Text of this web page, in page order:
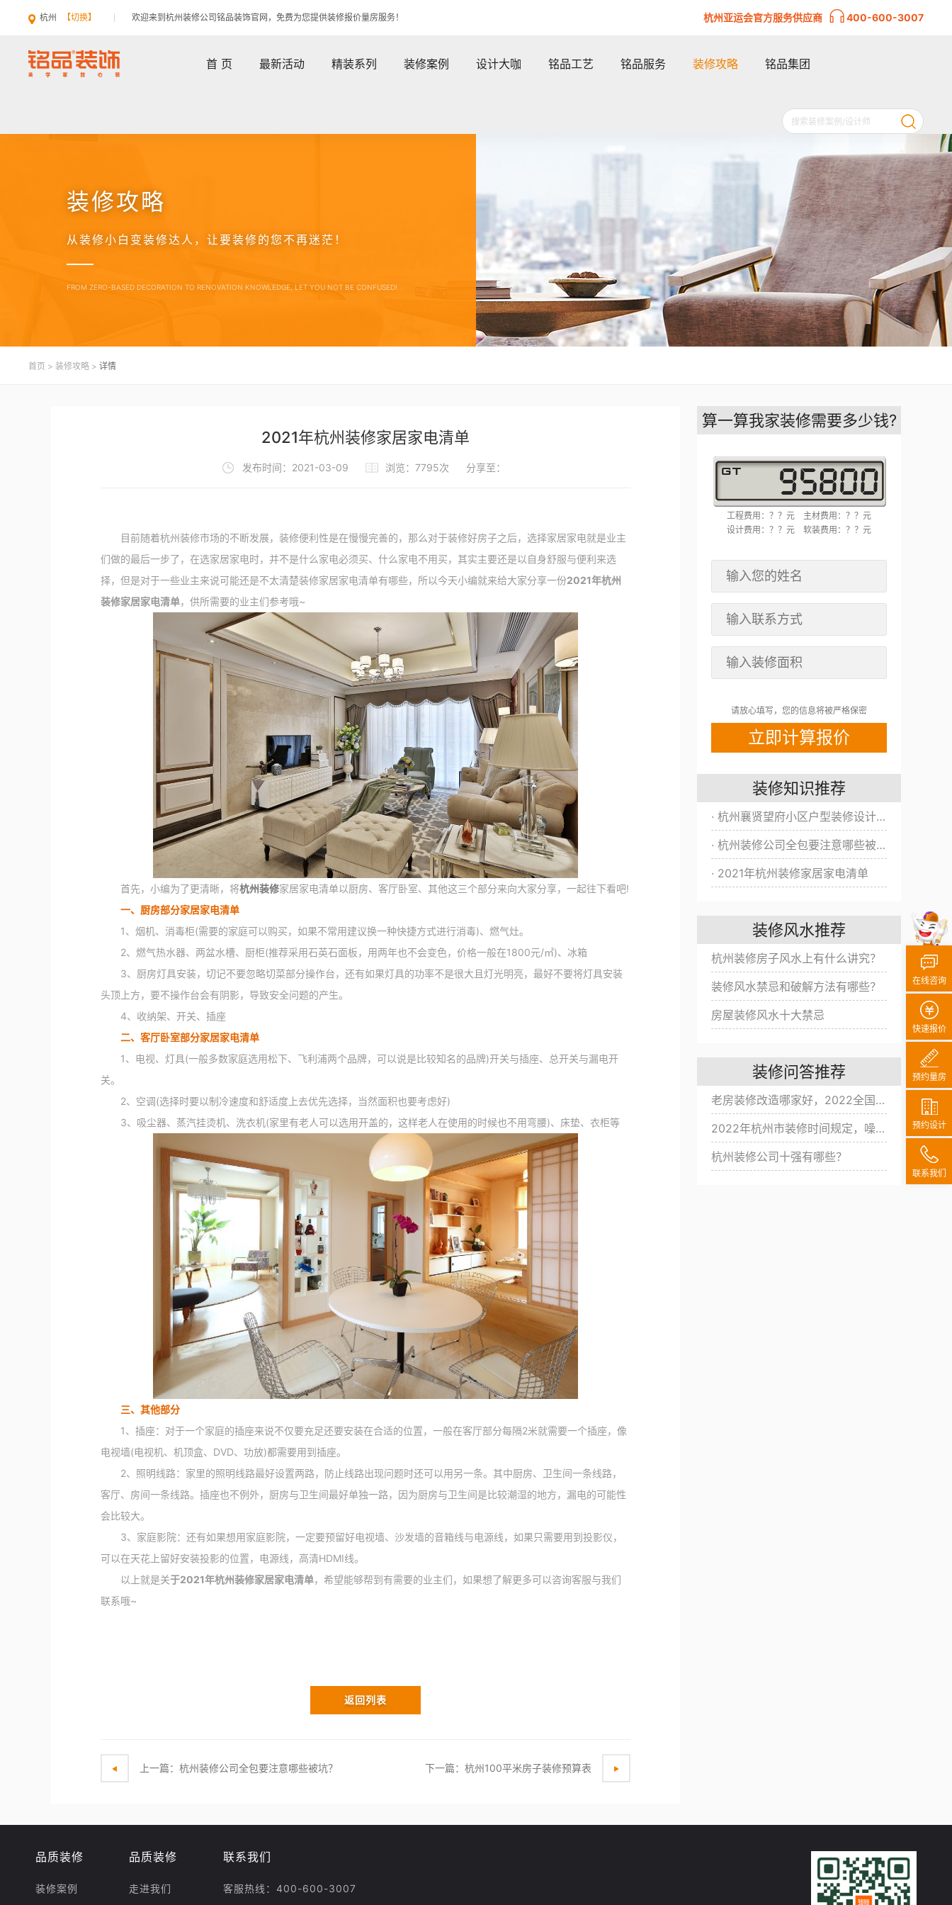
杭州 【切换】 欢迎来到杭州装修公司铭品装饰官网，免费为您提供装修报价量房服务！ 杭州亚运会官方服务供应商 400-600-3007
首 页 最新活动 精装系列 装修案例 设计大咖 铭品工艺 铭品服务 装修攻略 铭品集团
装修攻略
从装修小白变装修达人，让要装修的您不再迷茫！
FROM ZERO-BASED DECORATION TO RENOVATION KNOWLEDGE, LET YOU NOT BE CONFUSED!
首页 > 装修攻略 > 详情
2021年杭州装修家居家电清单
发布时间：2021-03-09 浏览：7795次 分享至：
目前随着杭州装修市场的不断发展，装修便利性是在慢慢完善的，那么对于装修好房子之后，选择家居家电就是业主
们做的最后一步了，在选家居家电时，并不是什么家电必须买、什么家电不用买，其实主要还是以自身舒服与便利来选
择，但是对于一些业主来说可能还是不太清楚装修家居家电清单有哪些，所以今天小编就来给大家分享一份2021年杭州
装修家居家电清单，供所需要的业主们参考哦~
首先，小编为了更清晰，将杭州装修家居家电清单以厨房、客厅卧室、其他这三个部分来向大家分享，一起往下看吧!
一、厨房部分家居家电清单
1、烟机、消毒柜(需要的家庭可以购买，如果不常用建议换一种快捷方式进行消毒)、燃气灶。
2、燃气热水器、两盆水槽、厨柜(推荐采用石英石面板，用两年也不会变色，价格一般在1800元/㎡)、冰箱
3、厨房灯具安装，切记不要忽略切菜部分操作台，还有如果灯具的功率不是很大且灯光明亮，最好不要将灯具安装
头顶上方，要不操作台会有阴影，导致安全问题的产生。
4、收纳架、开关、插座
二、客厅卧室部分家居家电清单
1、电视、灯具(一般多数家庭选用松下、飞利浦两个品牌，可以说是比较知名的品牌)开关与插座、总开关与漏电开
关。
2、空调(选择时要以制冷速度和舒适度上去优先选择，当然面积也要考虑好)
3、吸尘器、蒸汽挂烫机、洗衣机(家里有老人可以选用开盖的，这样老人在使用的时候也不用弯腰)、床垫、衣柜等
三、其他部分
1、插座：对于一个家庭的插座来说不仅要充足还要安装在合适的位置，一般在客厅部分每隔2米就需要一个插座，像
电视墙(电视机、机顶盒、DVD、功放)都需要用到插座。
2、照明线路：家里的照明线路最好设置两路，防止线路出现问题时还可以用另一条。其中厨房、卫生间一条线路，
客厅、房间一条线路。插座也不例外，厨房与卫生间最好单独一路，因为厨房与卫生间是比较潮湿的地方，漏电的可能性
会比较大。
3、家庭影院：还有如果想用家庭影院，一定要预留好电视墙、沙发墙的音箱线与电源线，如果只需要用到投影仪，
可以在天花上留好安装投影的位置，电源线，高清HDMI线。
以上就是关于2021年杭州装修家居家电清单，希望能够帮到有需要的业主们，如果想了解更多可以咨询客服与我们
联系哦~
返回列表
上一篇：杭州装修公司全包要注意哪些被坑？ 下一篇：杭州100平米房子装修预算表
算一算我家装修需要多少钱?
工程费用：？？元
主材费用：？？元
设计费用：？？元
软装费用：？？元
请放心填写，您的信息将被严格保密
装修知识推荐
· 杭州襄贤望府小区户型装修设计方案/效果图全新出炉！
· 杭州装修公司全包要注意哪些被坑？
· 2021年杭州装修家居家电清单
装修风水推荐
杭州装修房子风水上有什么讲究？
装修风水禁忌和破解方法有哪些？
房屋装修风水十大禁忌
装修问答推荐
老房装修改造哪家好，2022全国旧房翻新公司十大排名
2022年杭州市装修时间规定，噪音扰民改怎么办？
杭州装修公司十强有哪些？
品质装修
装修案例
品质装修
走进我们
联系我们
客服热线：400-600-3007
在线咨询
快速报价
预约量房
预约设计
联系我们